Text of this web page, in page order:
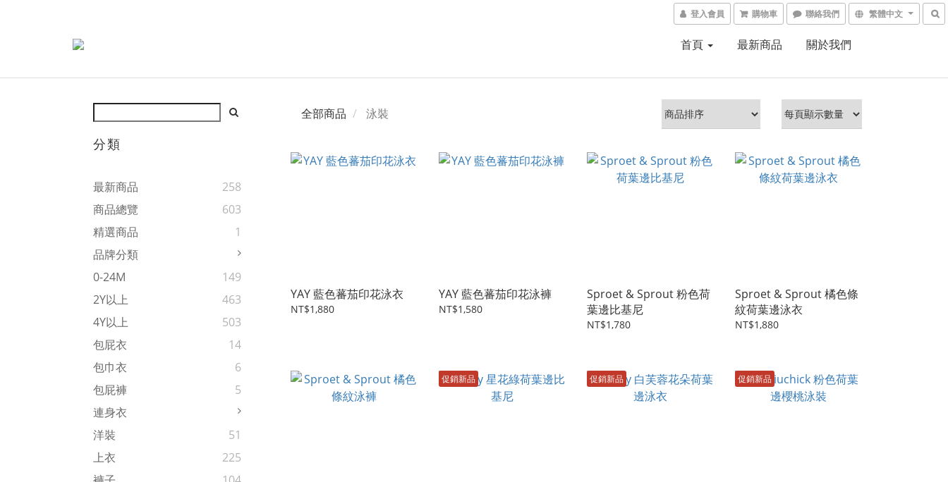
登入會員 購物車 聯絡我們 繁體中文
首頁 最新商品 關於我們
分類
最新商品
258
商品總覽
603
精選商品
1
品牌分類
0-24M
149
2Y以上
463
4Y以上
503
包屁衣
14
包巾衣
6
包屁褲
5
連身衣
洋裝
51
上衣
225
全部商品 泳裝
YAY 藍色蕃茄印花泳衣
NT$1,880
YAY 藍色蕃茄印花泳褲
NT$1,580
Sproet & Sprout 粉色荷
葉邊比基尼
NT$1,780
Sproet & Sprout 橘色條
紋荷葉邊泳衣
NT$1,880
促銷新品 促銷新品 促銷新品